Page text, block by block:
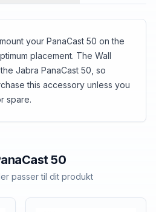
your PanaCast 50 on the
placement. The Wall
Jabra PanaCast 50, so
this accessory unless you
spare.
50
passer til dit produkt